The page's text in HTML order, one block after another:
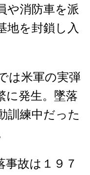
や消防車を派
地を封鎖し入
は米軍の実弾
に発生。墜落
訓練中だった
故は１９７